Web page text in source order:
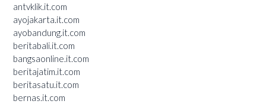
antvklik.it.com
ayojakarta.it.com
ayobandung.it.com
beritabali.it.com
bangsaonline.it.com
beritajatim.it.com
beritasatu.it.com
bernas.it.com